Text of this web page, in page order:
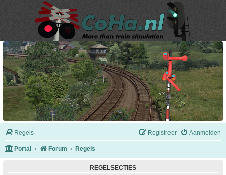
Regels Aanmelden
Registreer
Portal Forum Regels
REGELSECTIES